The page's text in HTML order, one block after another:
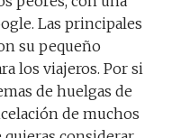
Las principales
su pequeño
los viajeros. Por si
de huelgas de
de muchos